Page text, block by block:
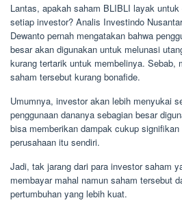
Lantas, apakah saham BLIBLI layak
setiap investor? Analis Investindo
Dewanto pernah mengatakan bahwa
besar akan digunakan untuk melunasi
kurang tertarik untuk membelinya. Sebab,
saham tersebut kurang bonafide.
Umumnya, investor akan lebih menyukai
penggunaan dananya sebagian besar
bisa memberikan dampak cukup
perusahaan itu sendiri.
Jadi, tak jarang dari para investor saham
membayar mahal namun saham tersebut
pertumbuhan yang lebih kuat.